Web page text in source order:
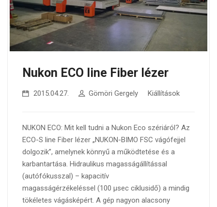
Nukon ECO line Fiber lézer
2015.04.27. Gömöri Gergely Kiállítások
NUKON ECO: Mit kell tudni a Nukon Eco szériáról? Az
ECO-S line Fiber lézer „NUKON-BIMO FSC vágófejjel
dolgozik”, amelynek könnyű a működtetése és a
karbantartása. Hidraulikus magasságállítással
(autófókusszal) – kapacitív
magasságérzékeléssel (100 μsec ciklusidő) a mindig
tökéletes vágásképért. A gép nagyon alacsony